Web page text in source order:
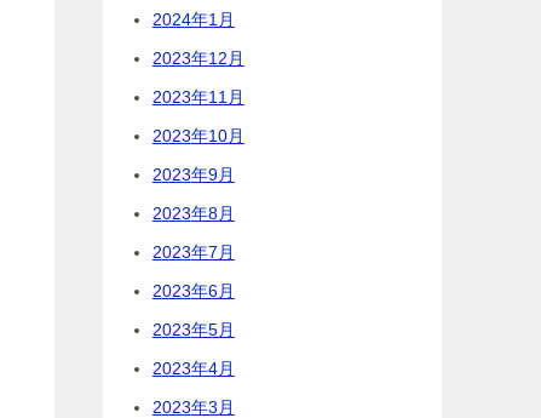
2024年1月
2023年12月
2023年11月
2023年10月
2023年9月
2023年8月
2023年7月
2023年6月
2023年5月
2023年4月
2023年3月